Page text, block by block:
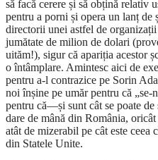
să facă cerere și să obțină relativ
pentru a porni și opera un lanț
directorii unei astfel de
jumătate de milion de dolari
uităm!), sigur că apariția acestor
o întâmplare. Amintesc aici de
pentru a-l contrazice pe Sorin
noi înșine pe umăr pentru că „se-
pentru că—și sunt cât se poate
dare de mână din România,
atât de mizerabil pe cât este ceea
din Statele Unite.